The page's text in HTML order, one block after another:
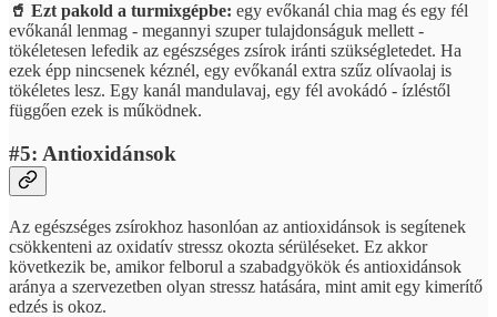
🥤 Ezt pakold a turmixgépbe: egy evőkanál chia mag és egy fél
evőkanál lenmag - megannyi szuper tulajdonságuk mellett -
tökéletesen lefedik az egészséges zsírok iránti szükségletedet. Ha
ezek épp nincsenek kéznél, egy evőkanál extra szűz olívaolaj is
tökéletes lesz. Egy kanál mandulavaj, egy fél avokádó - ízléstől
függően ezek is működnek.
#5: Antioxidánsok
Az egészséges zsírokhoz hasonlóan az antioxidánsok is segítenek
csökkenteni az oxidatív stressz okozta sérüléseket. Ez akkor
következik be, amikor felborul a szabadgyökök és antioxidánsok
aránya a szervezetben olyan stressz hatására, mint amit egy kimerítő
edzés is okoz.